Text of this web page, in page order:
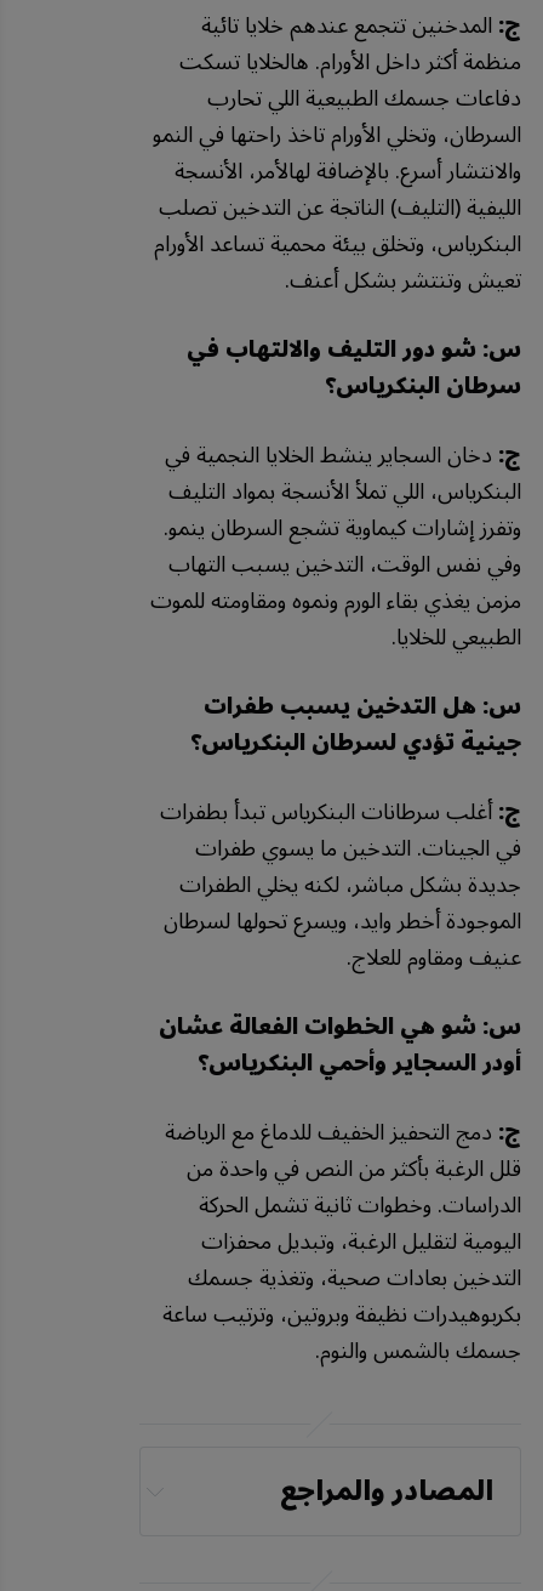
ج:المدخنين تتجمع عندهم خلايا تائية
منظمة أكثر داخل الأورام. هالخلايا تسكت
دفاعات جسمك الطبيعية اللي تحارب
السرطان، وتخلي الأورام تاخذ راحتها في النمو
والانتشار أسرع. بالإضافة لهالأمر، الأنسجة
الليفية (التليف) الناتجة عن التدخين تصلب
البنكرياس، وتخلق بيئة محمية تساعد الأورام
تعيش وتنتشر بشكل أعنف.
س: شو دور التليف والالتهاب في
سرطان البنكرياس؟
ج:دخان السجاير ينشط الخلايا النجمية في
البنكرياس، اللي تملأ الأنسجة بمواد التليف
وتفرز إشارات كيماوية تشجع السرطان ينمو.
وفي نفس الوقت، التدخين يسبب التهاب
مزمن يغذي بقاء الورم ونموه ومقاومته للموت
الطبيعي للخلايا.
س: هل التدخين يسبب طفرات
جينية تؤدي لسرطان البنكرياس؟
ج:أغلب سرطانات البنكرياس تبدأ بطفرات
في الجينات. التدخين ما يسوي طفرات
جديدة بشكل مباشر، لكنه يخلي الطفرات
الموجودة أخطر وايد، ويسرع تحولها لسرطان
عنيف ومقاوم للعلاج.
س: شو هي الخطوات الفعالة عشان
أودر السجاير وأحمي البنكرياس؟
ج:دمج التحفيز الخفيف للدماغ مع الرياضة
قلل الرغبة بأكثر من النص في واحدة من
الدراسات. وخطوات ثانية تشمل الحركة
اليومية لتقليل الرغبة، وتبديل محفزات
التدخين بعادات صحية، وتغذية جسمك
بكربوهيدرات نظيفة وبروتين، وترتيب ساعة
جسمك بالشمس والنوم.
المصادر والمراجع